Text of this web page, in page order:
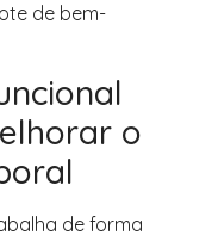
de bem-
o
de forma